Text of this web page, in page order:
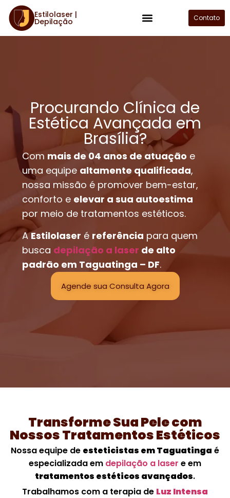
Estilolaser |
Depilação Contato
Procurando Clínica de
Estética Avançada em
Brasília?
Com mais de 04 anos de atuação e
uma equipe altamente qualificada,
nossa missão é promover bem-estar,
conforto e elevar a sua autoestima
por meio de tratamentos estéticos.
AEstilolaser é referência para quem
busca depilação a laser de alto
padrão em Taguatinga – DF.
Agende sua Consulta Agora
Transforme Sua Pele com
Nossos Tratamentos Estéticos
Nossa equipe de esteticistas em Taguatinga é
especializada em depilação a laser e em
tratamentos estéticos avançados.
Trabalhamos com a terapia de Luz Intensa